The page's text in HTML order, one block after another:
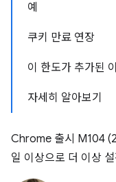
예
쿠키 만료 연장
이 한도가 추가된
자세히 알아보기
Chrome 출시 M104
일 이상으로 더 이상